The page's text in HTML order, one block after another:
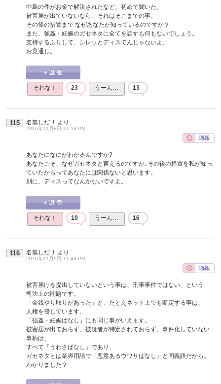
中島の件がお金で解決されたなど、初めて聞いた。
被害届が出ていないなら、それはそこまでの事。
その後の措置まで なぜあなたが知っているのですか？
また、強姦・妊娠のガセネタに全てを話すも何もないでしょう。
支持するふりして、シレッとディスてんじゃないよ、
お見通し。
それな！ 23 うーん… 13
115 名無しだＪ より
2016年11月8日 11:58 PM
あなたになにがわかるんですか?
あなたこそ、なぜガセネタと言えるのですか｡その後の措置を私が知っ
ていたからってあなたには関係ないと思います。
別に、ディスってなんかないですよ。
それな！ 10 うーん… 16
116 名無しだＪ より
2016年11月9日 11:46 PM
被害届けを提出していないという事は、刑事事件ではない、という
司法上の問題です。
「金銭やり取りがあった」と、たとえネット上でも断定する事は、
人権を侵しています。
「強姦・妊娠ばなし」にも同じ事がいえます。
被害届が出ておらず、被疑者が特定されておらず、事件化していない
事柄は、
すべて「うわさばなし」であり、
ガセネタとは業界用語で「悪意あるウワサばなし」と同義語だから。
わかりました？